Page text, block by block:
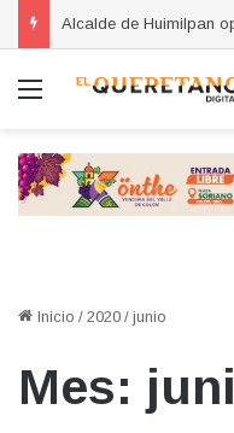
Menú
Inicio / 2020 / junio
Mes: